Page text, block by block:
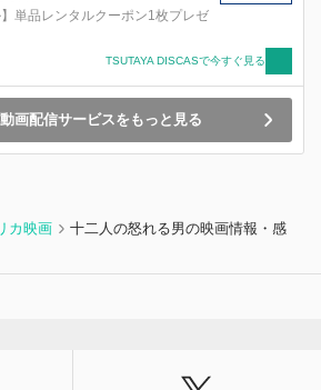
】単品レンタルクーポン1枚プレゼ
TSUTAYA DISCASで今すぐ見る
画配信サービスをもっと見る
カ映画
十二人の怒れる男の映画情報・感